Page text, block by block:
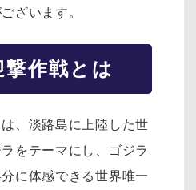
ざいます。
撃作戦とは
は、淡路島に上陸した世
をテーマにし、ゴジラ
に体感できる世界唯一